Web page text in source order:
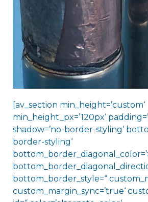
[av_section min_height=’custom‘
min_height_px=’120px‘
shadow=’no-border-styling‘
border-styling‘
bottom_border_style=“
custom_margin_sync=’true‘